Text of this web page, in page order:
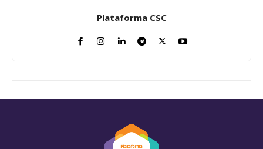
Plataforma CSC